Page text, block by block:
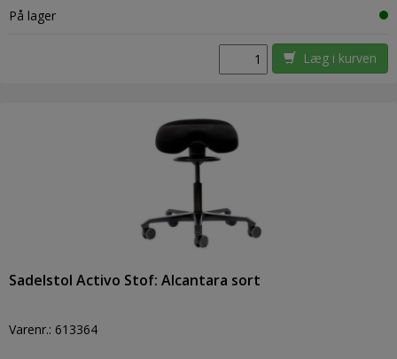
På lager
Læg i kurven
Sadelstol Activo Stof: Alcantara sort
Varenr.: 613364